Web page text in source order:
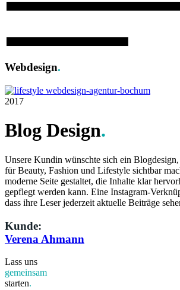
Webdesign.
2017
Blog Design.
Unsere Kundin wünschte sich ein
für Beauty, Fashion und Lifestyle sichtbar
moderne Seite gestaltet, die Inhalte klar
gepflegt werden kann. Eine Instagram-
dass ihre Leser jederzeit aktuelle Beiträge
Kunde:
Verena Ahmann
Lass uns
gemeinsam
starten.